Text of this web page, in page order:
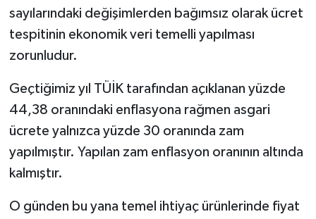
sayılarındaki değişimlerden bağımsız olarak ücret
tespitinin ekonomik veri temelli yapılması
zorunludur.
Geçtiğimiz yıl TÜİK tarafından açıklanan yüzde
44,38 oranındaki enflasyona rağmen asgari
ücrete yalnızca yüzde 30 oranında zam
yapılmıştır. Yapılan zam enflasyon oranının altında
kalmıştır.
O günden bu yana temel ihtiyaç ürünlerinde fiyat